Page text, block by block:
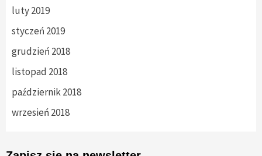
luty 2019
styczeń 2019
grudzień 2018
listopad 2018
październik 2018
wrzesień 2018